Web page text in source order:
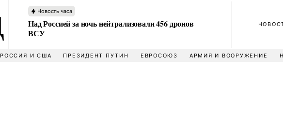
Новость часа
Над Россией за ночь нейтрализовали 456 дронов
ВСУ
РОССИЯ И США ПРЕЗИДЕНТ ПУТИН ЕВРОСОЮЗ АРМИЯ И ВООРУЖЕНИЕ